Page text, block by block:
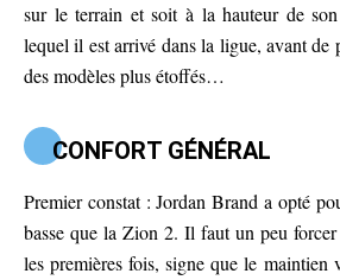
sur le terrain et soit à la hauteur de son
lequel il est arrivé dans la ligue, avant de
des modèles plus étoffés…
CONFORT GÉNÉRAL
Premier constat : Jordan Brand a opté
basse que la Zion 2. Il faut un peu
les premières fois, signe que le maintien